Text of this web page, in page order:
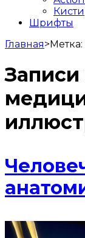
Кисти
Шрифты
Главная>Метка:
Записи